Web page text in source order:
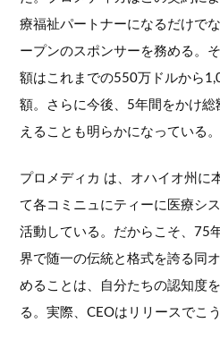
療福祉パートナーになるだけで
ープンのスポンサーを務める。
額はこれまでの550万ドルから
額。さらに今後、5年間をかけ
えることも明らかになっている。
プロメディカ は、オハイオ州に
て各コミニュにティーに医療シ
活動している。だからこそ、75
界で随一の伝統と格式を誇る同
めることは、自分たちの認知度
る。実際、CEOはリリースでこ